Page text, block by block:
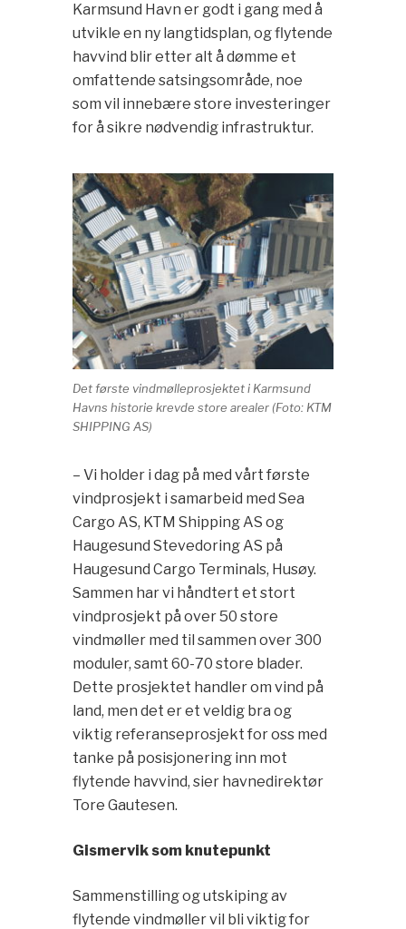
Karmsund Havn er godt i gang med å
utvikle en ny langtidsplan, og flytende
havvind blir etter alt å dømme et
omfattende satsingsområde, noe
som vil innebære store investeringer
for å sikre nødvendig infrastruktur.
Det første vindmølleprosjektet i Karmsund
Havns historie krevde store arealer (Foto: KTM
SHIPPING AS)
– Vi holder i dag på med vårt første
vindprosjekt i samarbeid med Sea
Cargo AS, KTM Shipping AS og
Haugesund Stevedoring AS på
Haugesund Cargo Terminals, Husøy.
Sammen har vi håndtert et stort
vindprosjekt på over 50 store
vindmøller med til sammen over 300
moduler, samt 60-70 store blader.
Dette prosjektet handler om vind på
land, men det er et veldig bra og
viktig referanseprosjekt for oss med
tanke på posisjonering inn mot
flytende havvind, sier havnedirektør
Tore Gautesen.
Gismervik som knutepunkt
Sammenstilling og utskiping av
flytende vindmøller vil bli viktig for